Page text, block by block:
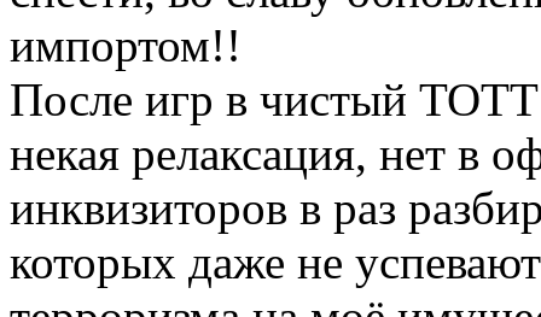
импортом!!
После игр в чистый ТОТТ
некая релаксация, нет в
инквизиторов в раз
которых даже не